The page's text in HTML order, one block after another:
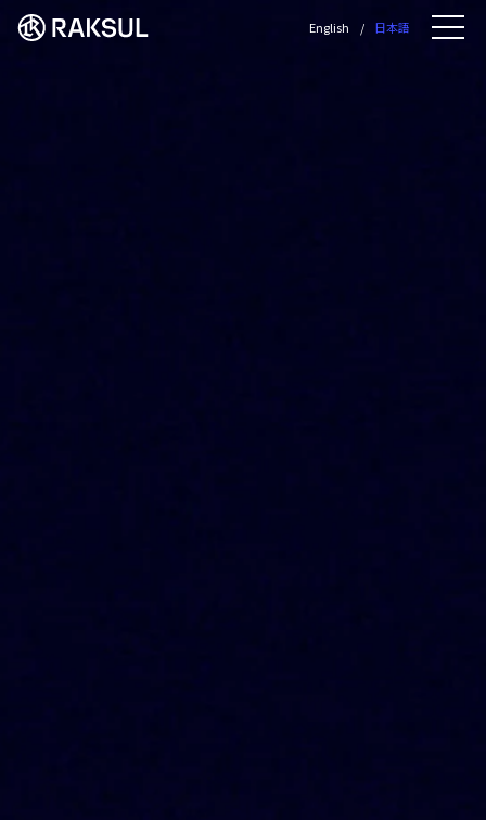
ラクスル株式会社 | ラ
English 日本語